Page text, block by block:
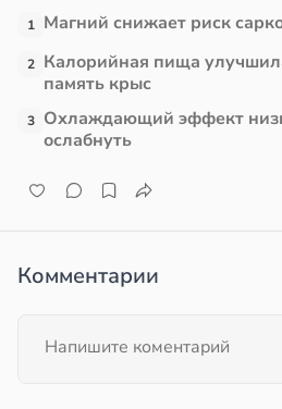
1 Магний снижает риск
2 Калорийная пища
память крыс
3 Охлаждающий эффект
ослабнуть
Комментарии